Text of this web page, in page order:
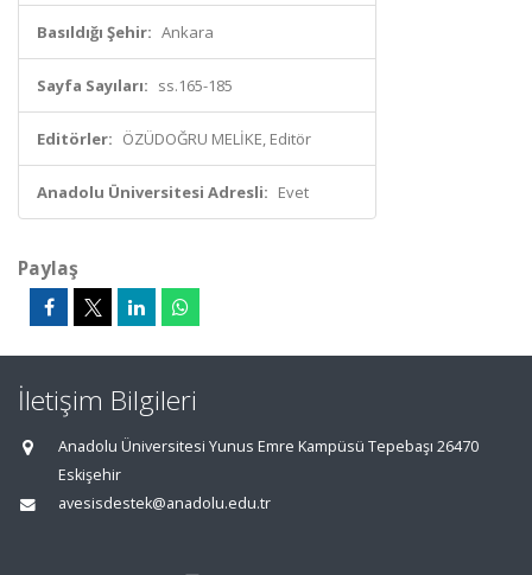
Basıldığı Şehir: Ankara
Sayfa Sayıları: ss.165-185
Editörler: ÖZÜDOĞRU MELİKE, Editör
Anadolu Üniversitesi Adresli: Evet
Paylaş
İletişim Bilgileri
Anadolu Üniversitesi Yunus Emre Kampüsü Tepebaşı 26470
Eskişehir
avesisdestek@anadolu.edu.tr